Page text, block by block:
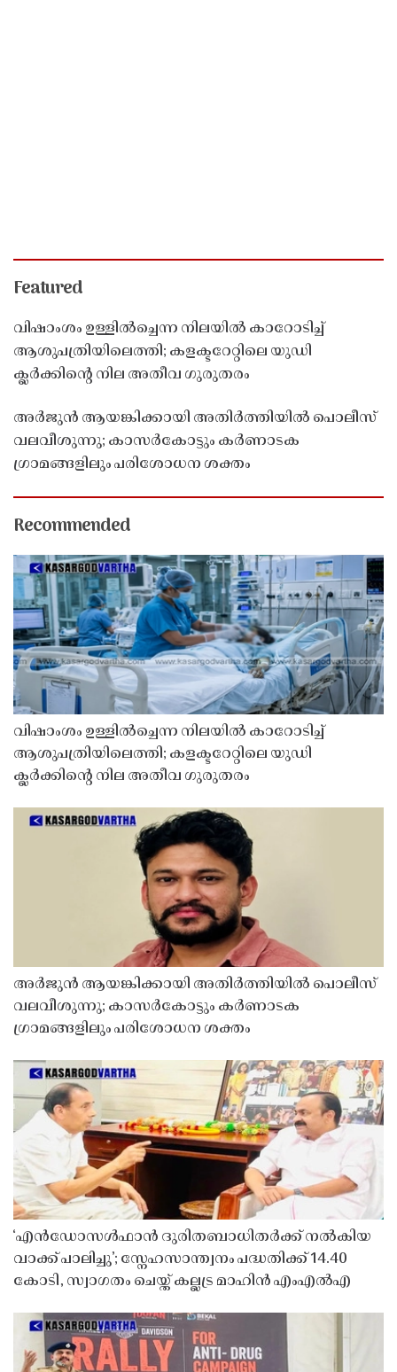
Featured
വിഷാംശം ഉള്ളിൽച്ചെന്ന നിലയിൽ കാറോടിച്ച്
ആശുപത്രിയിലെത്തി; കളക്ടറേറ്റിലെ യുഡി
ക്ലർക്കിൻ്റെ നില അതീവ ഗുരുതരം
അർജുൻ ആയങ്കിക്കായി അതിർത്തിയിൽ പൊലീസ്
വലവീശുന്നു; കാസർകോട്ടും കർണാടക
ഗ്രാമങ്ങളിലും പരിശോധന ശക്തം
Recommended
വിഷാംശം ഉള്ളിൽച്ചെന്ന നിലയിൽ കാറോടിച്ച്
ആശുപത്രിയിലെത്തി; കളക്ടറേറ്റിലെ യുഡി
ക്ലർക്കിൻ്റെ നില അതീവ ഗുരുതരം
അർജുൻ ആയങ്കിക്കായി അതിർത്തിയിൽ പൊലീസ്
വലവീശുന്നു; കാസർകോട്ടും കർണാടക
ഗ്രാമങ്ങളിലും പരിശോധന ശക്തം
‘എൻഡോസൾഫാൻ ദുരിതബാധിതർക്ക് നൽകിയ
വാക്ക് പാലിച്ചു’; സ്നേഹസാന്ത്വനം പദ്ധതിക്ക് 14.40
കോടി, സ്വാഗതം ചെയ്ത് കല്ലട്ര മാഹിൻ എംഎൽഎ